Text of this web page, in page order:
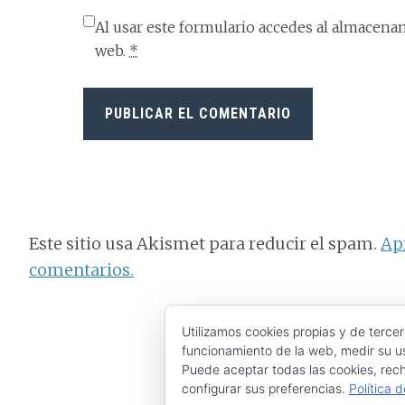
Al usar este formulario accedes al
web. *
Este sitio usa Akismet para reducir el spam.
comentarios.
Utilizamos cookies propias y de
funcionamiento de la web, medir su
Puede aceptar todas las cookies,
configurar sus preferencias. Política